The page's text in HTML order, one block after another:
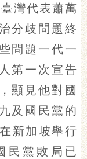
灣代表蕭萬
分歧問題終
問題一代一
第一次宣告
顯見他對國
及國民黨的
新加坡舉行
民黨敗局已